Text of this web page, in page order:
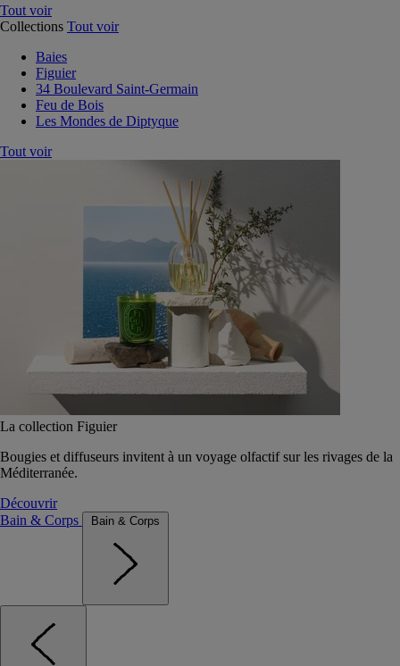
Tout voir
Collections Tout voir
Baies
Figuier
34 Boulevard Saint-Germain
Feu de Bois
Les Mondes de Diptyque
Tout voir
La collection Figuier
Bougies et diffuseurs invitent à un voyage olfactif sur les rivages de la
Méditerranée.
Découvrir
Bain & Corps
Bain & Corps